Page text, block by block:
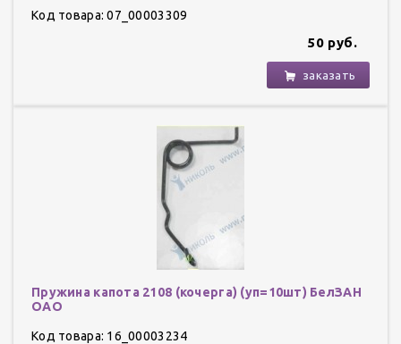
Код товара: 07_00003309
50 руб.
заказать
Пружина капота 2108 (кочерга) (уп=10шт) БелЗАН
ОАО
Код товара: 16_00003234